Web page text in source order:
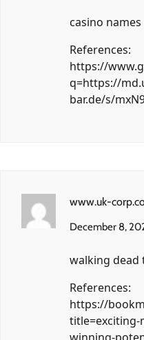
casino names
References:
https://
q=https://
bar.de/s/
www.uk-
December 8,
walking dead
References:
https://
title=exciting-